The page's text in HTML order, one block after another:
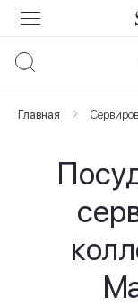
Skip
to
Главная